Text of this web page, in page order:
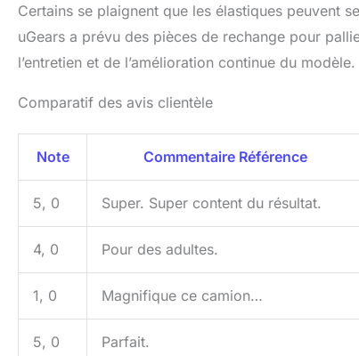
Certains se plaignent que les élastiques peuvent
uGears a prévu des pièces de rechange pour
l’entretien et de l’amélioration continue du modèle.
Comparatif des avis clientèle
Note Commentaire Référence
5, 0 Super. Super content du résultat.
4, 0 Pour des adultes.
1, 0 Magnifique ce camion…
5, 0 Parfait.